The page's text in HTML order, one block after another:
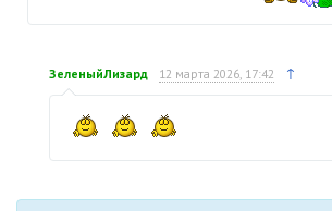
ЗеленыйЛизард 12 марта 2026, 17:42 ↑